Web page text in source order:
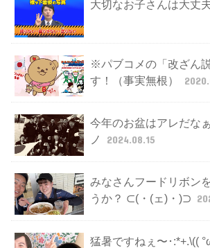
大切なお子さんは大丈
※パブコメの「改ざん
す！（事実無根）
今年のお盆はアレだな
ノ
2024.08.15
みなさんフードリボン
うか？ ⊂(・(ェ)・)⊃
猛暑ですねぇ〜･:*+.\((